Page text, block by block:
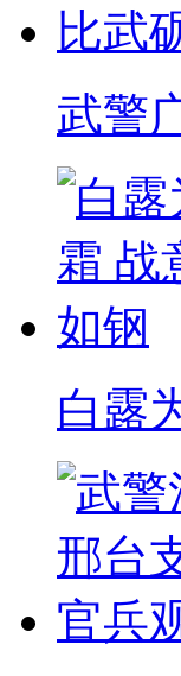
武警
白露